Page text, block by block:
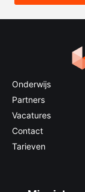
Onderwijs
Partners
Vacatures
Contact
Tarieven